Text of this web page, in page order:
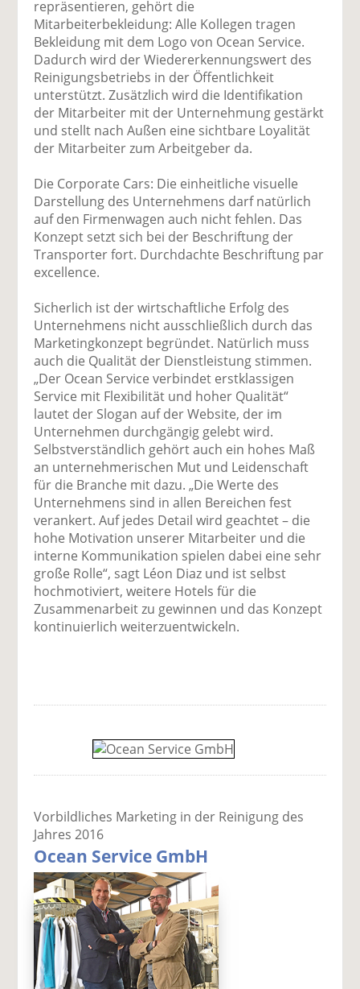
repräsentieren, gehört die
Mitarbeiterbekleidung: Alle Kollegen tragen
Bekleidung mit dem Logo von Ocean Service.
Dadurch wird der Wiedererkennungswert des
Reinigungsbetriebs in der Öffentlichkeit
unterstützt. Zusätzlich wird die Identifikation
der Mitarbeiter mit der Unternehmung gestärkt
und stellt nach Außen eine sichtbare Loyalität
der Mitarbeiter zum Arbeitgeber da.
Die Corporate Cars: Die einheitliche visuelle
Darstellung des Unternehmens darf natürlich
auf den Firmenwagen auch nicht fehlen. Das
Konzept setzt sich bei der Beschriftung der
Transporter fort. Durchdachte Beschriftung par
excellence.
Sicherlich ist der wirtschaftliche Erfolg des
Unternehmens nicht ausschließlich durch das
Marketingkonzept begründet. Natürlich muss
auch die Qualität der Dienstleistung stimmen.
„Der Ocean Service verbindet erstklassigen
Service mit Flexibilität und hoher Qualität“
lautet der Slogan auf der Website, der im
Unternehmen durchgängig gelebt wird.
Selbstverständlich gehört auch ein hohes Maß
an unternehmerischen Mut und Leidenschaft
für die Branche mit dazu. „Die Werte des
Unternehmens sind in allen Bereichen fest
verankert. Auf jedes Detail wird geachtet – die
hohe Motivation unserer Mitarbeiter und die
interne Kommunikation spielen dabei eine sehr
große Rolle“, sagt Léon Diaz und ist selbst
hochmotiviert, weitere Hotels für die
Zusammenarbeit zu gewinnen und das Konzept
kontinuierlich weiterzuentwickeln.
Vorbildliches Marketing in der Reinigung des
Jahres 2016
Ocean Service GmbH